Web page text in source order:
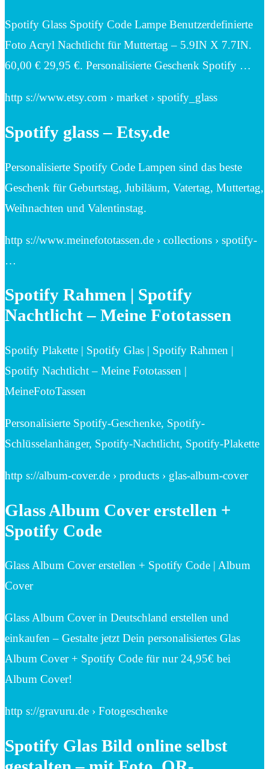
Spotify Glass Spotify Code Lampe Benutzerdefinierte
Foto Acryl Nachtlicht für Muttertag – 5.9IN X 7.7IN.
60,00 € 29,95 €. Personalisierte Geschenk Spotify …
http s://www.etsy.com › market › spotify_glass
Spotify glass – Etsy.de
Personalisierte Spotify Code Lampen sind das beste
Geschenk für Geburtstag, Jubiläum, Vatertag, Muttertag,
Weihnachten und Valentinstag.
http s://www.meinefototassen.de › collections › spotify-
…
Spotify Rahmen | Spotify
Nachtlicht – Meine Fototassen
Spotify Plakette | Spotify Glas | Spotify Rahmen |
Spotify Nachtlicht – Meine Fototassen |
MeineFotoTassen
Personalisierte Spotify-Geschenke, Spotify-
Schlüsselanhänger, Spotify-Nachtlicht, Spotify-Plakette
http s://album-cover.de › products › glas-album-cover
Glass Album Cover erstellen +
Spotify Code
Glass Album Cover erstellen + Spotify Code | Album
Cover
Glass Album Cover in Deutschland erstellen und
einkaufen – Gestalte jetzt Dein personalisiertes Glas
Album Cover + Spotify Code für nur 24,95€ bei
Album Cover!
http s://gravuru.de › Fotogeschenke
Spotify Glas Bild online selbst